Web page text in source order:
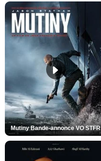
Mutiny Bande-annonce VO STFR